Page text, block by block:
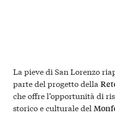
La pieve di San Lorenzo
parte del progetto della
che offre l’opportunità di
storico e culturale del